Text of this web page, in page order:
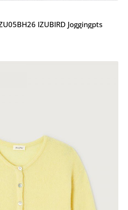
IZUBIRD Joggingpts